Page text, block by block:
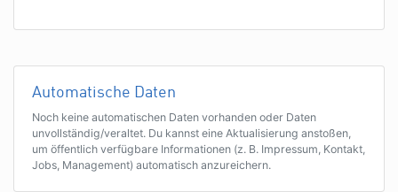
Automatische Daten
Noch keine automatischen Daten vorhanden oder Daten
unvollständig/veraltet. Du kannst eine Aktualisierung anstoßen,
um öffentlich verfügbare Informationen (z. B. Impressum, Kontakt,
Jobs, Management) automatisch anzureichern.